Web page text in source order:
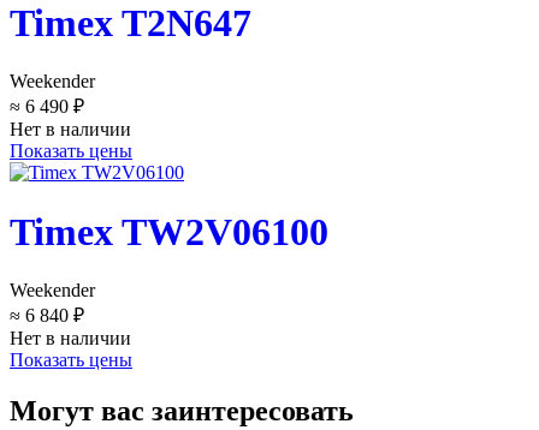
Timex T2N647
Weekender
≈ 6 490 ₽
Нет в наличии
Показать цены
Timex TW2V06100
Weekender
≈ 6 840 ₽
Нет в наличии
Показать цены
Могут вас заинтересовать